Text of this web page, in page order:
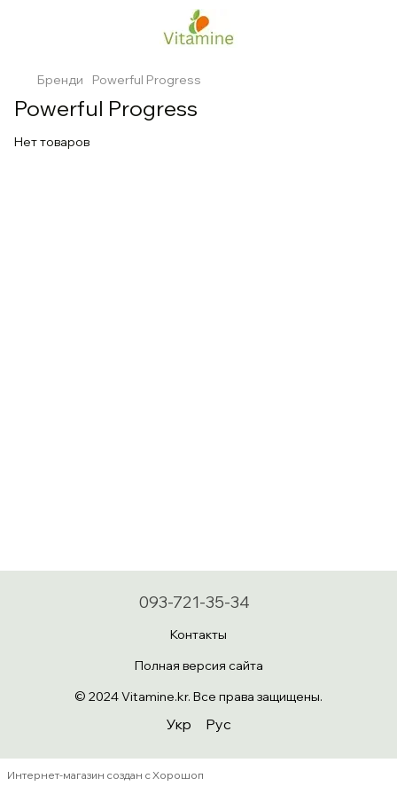
Бренди Powerful Progress
Powerful Progress
Нет товаров
093-721-35-34
Контакты
Полная версия сайта
© 2024 Vitamine.kr. Все права защищены.
Укр Рус
Интернет-магазин создан с Хорошоп